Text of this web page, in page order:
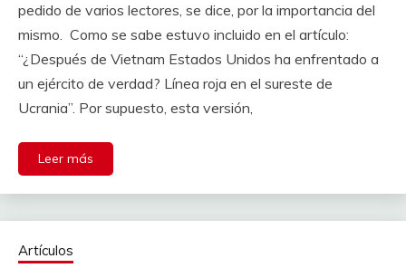
pedido de varios lectores, se dice, por la importancia del
mismo. Como se sabe estuvo incluido en el artículo:
“¿Después de Vietnam Estados Unidos ha enfrentado a
un ejército de verdad? Línea roja en el sureste de
Ucrania”. Por supuesto, esta versión,
Leer más
Artículos